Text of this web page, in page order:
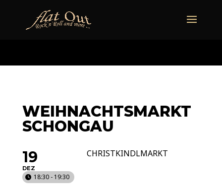
WEIHNACHTSMARKT
SCHONGAU
19
DEZ
18:30 - 19:30
CHRISTKINDLMARKT